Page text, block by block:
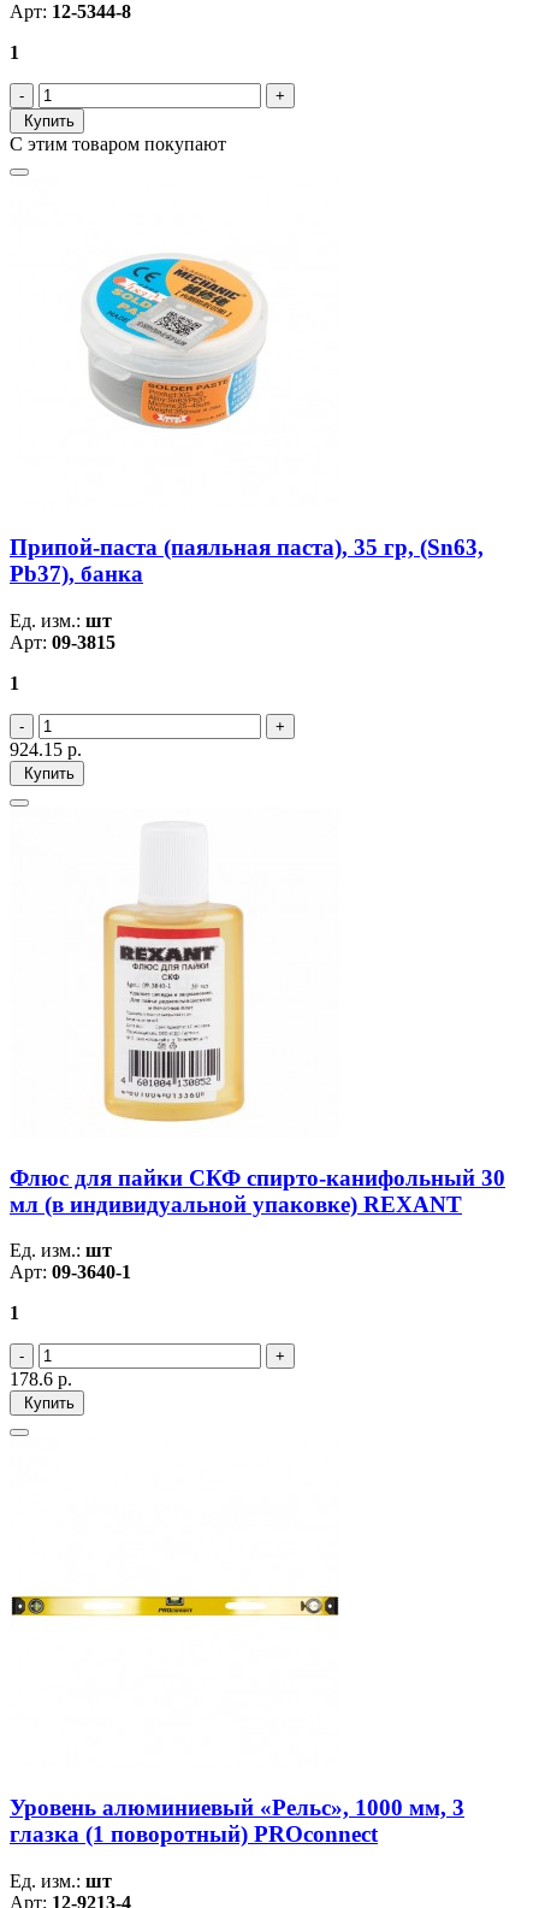
Арт: 12-5344-8
1
Купить
С этим товаром покупают
Припой-паста (паяльная паста), 35 гр, (Sn63,
Pb37), банка
Ед. изм.: шт
Арт: 09-3815
1
924.15 р.
Купить
Флюс для пайки СКФ спирто-канифольный 30
мл (в индивидуальной упаковке) REXANT
Ед. изм.: шт
Арт: 09-3640-1
1
178.6 р.
Купить
Уровень алюминиевый «Рельс», 1000 мм, 3
глазка (1 поворотный) PROconnect
Ед. изм.: шт
Арт: 12-9213-4